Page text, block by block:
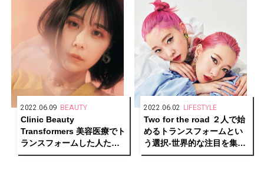
2022.06.09 BEAUTY
Clinic Beauty
Transformers 美容医療でト
ランスフォームした人たち
／01.有村藍里
2022.06.02 LIFESTYLE
Two for the road ２人で始
めるトランスフォームとい
う選択-世界的な注目を集め
る双子のファッションアイ